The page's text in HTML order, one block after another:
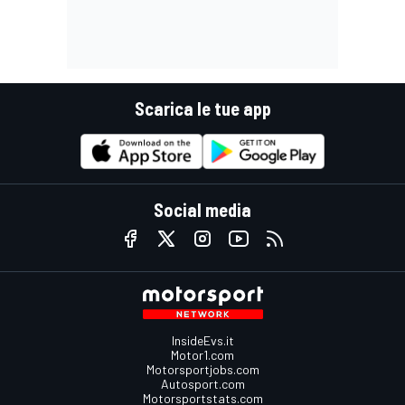
Scarica le tue app
Social media
InsideEvs.it
Motor1.com
Motorsportjobs.com
Autosport.com
Motorsportstats.com